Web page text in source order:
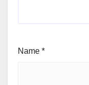
Name *